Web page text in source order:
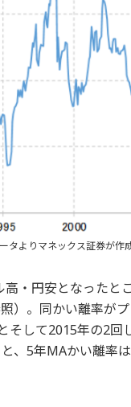
タよりマネックス証券が作
・円安となったと
）。同かい離率が
そして2015年の2
、5年MAかい離率